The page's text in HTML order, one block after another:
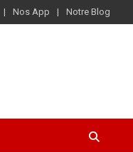
Nos App Notre Blog